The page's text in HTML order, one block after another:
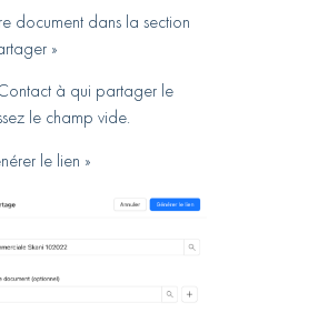
document dans la section
»
Contact à qui partager le
le champ vide.
le lien »